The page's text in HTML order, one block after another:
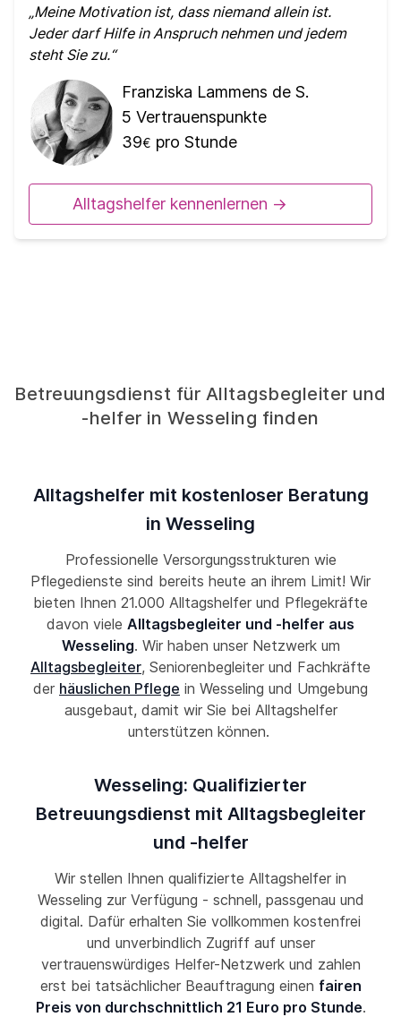
Meine Motivation ist, dass niemand allein ist.
Jeder darf Hilfe in Anspruch nehmen und jedem
steht Sie zu.
Franziska Lammens de S.
5 Vertrauenspunkte
39€ pro Stunde
Alltagshelfer kennenlernen ->
Betreuungsdienst für Alltagsbegleiter und
-helfer in Wesseling finden
Alltagshelfer mit kostenloser Beratung
in Wesseling
Professionelle Versorgungsstrukturen wie
Pflegedienste sind bereits heute an ihrem Limit! Wir
bieten Ihnen 21.000 Alltagshelfer und Pflegekräfte
davon viele Alltagsbegleiter und -helfer aus
Wesseling. Wir haben unser Netzwerk um
Alltagsbegleiter, Seniorenbegleiter und Fachkräfte
der häuslichen Pflege in Wesseling und Umgebung
ausgebaut, damit wir Sie bei Alltagshelfer
unterstützen können.
Wesseling: Qualifizierter
Betreuungsdienst mit Alltagsbegleiter
und -helfer
Wir stellen Ihnen qualifizierte Alltagshelfer in
Wesseling zur Verfügung - schnell, passgenau und
digital. Dafür erhalten Sie vollkommen kostenfrei
und unverbindlich Zugriff auf unser
vertrauenswürdiges Helfer-Netzwerk und zahlen
erst bei tatsächlicher Beauftragung einen fairen
Preis von durchschnittlich 21 Euro pro Stunde.